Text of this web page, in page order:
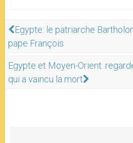
Egypte: le patriarche
pape François
Egypte et Moyen-Orient:
qui a vaincu la mort